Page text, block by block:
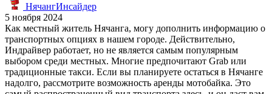
НячангИнсайдер
5 ноября 2024
Как местный житель Нячанга, могу дополнить информацию о
транспортных опциях в нашем городе. Действительно,
Индрайвер работает, но не является самым популярным
выбором среди местных. Многие предпочитают Grab или
традиционные такси. Если вы планируете остаться в Нячанге
надолго, рассмотрите возможность аренды мотобайка. Это